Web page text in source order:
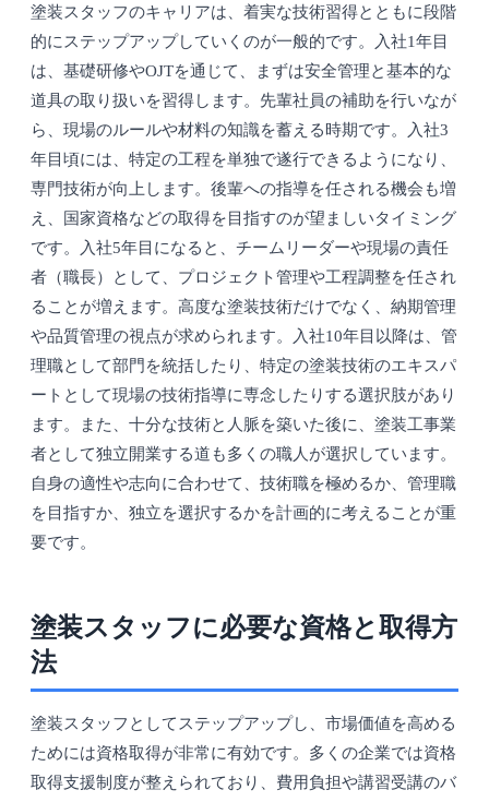
塗装スタッフのキャリアは、着実な技術習得とともに段階
的にステップアップしていくのが一般的です。入社1年目
は、基礎研修やOJTを通じて、まずは安全管理と基本的な
道具の取り扱いを習得します。先輩社員の補助を行いなが
ら、現場のルールや材料の知識を蓄える時期です。入社3
年目頃には、特定の工程を単独で遂行できるようになり、
専門技術が向上します。後輩への指導を任される機会も増
え、国家資格などの取得を目指すのが望ましいタイミング
です。入社5年目になると、チームリーダーや現場の責任
者（職長）として、プロジェクト管理や工程調整を任され
ることが増えます。高度な塗装技術だけでなく、納期管理
や品質管理の視点が求められます。入社10年目以降は、管
理職として部門を統括したり、特定の塗装技術のエキスパ
ートとして現場の技術指導に専念したりする選択肢があり
ます。また、十分な技術と人脈を築いた後に、塗装工事業
者として独立開業する道も多くの職人が選択しています。
自身の適性や志向に合わせて、技術職を極めるか、管理職
を目指すか、独立を選択するかを計画的に考えることが重
要です。
塗装スタッフに必要な資格と取得方
法
塗装スタッフとしてステップアップし、市場価値を高める
ためには資格取得が非常に有効です。多くの企業では資格
取得支援制度が整えられており、費用負担や講習受講のバ